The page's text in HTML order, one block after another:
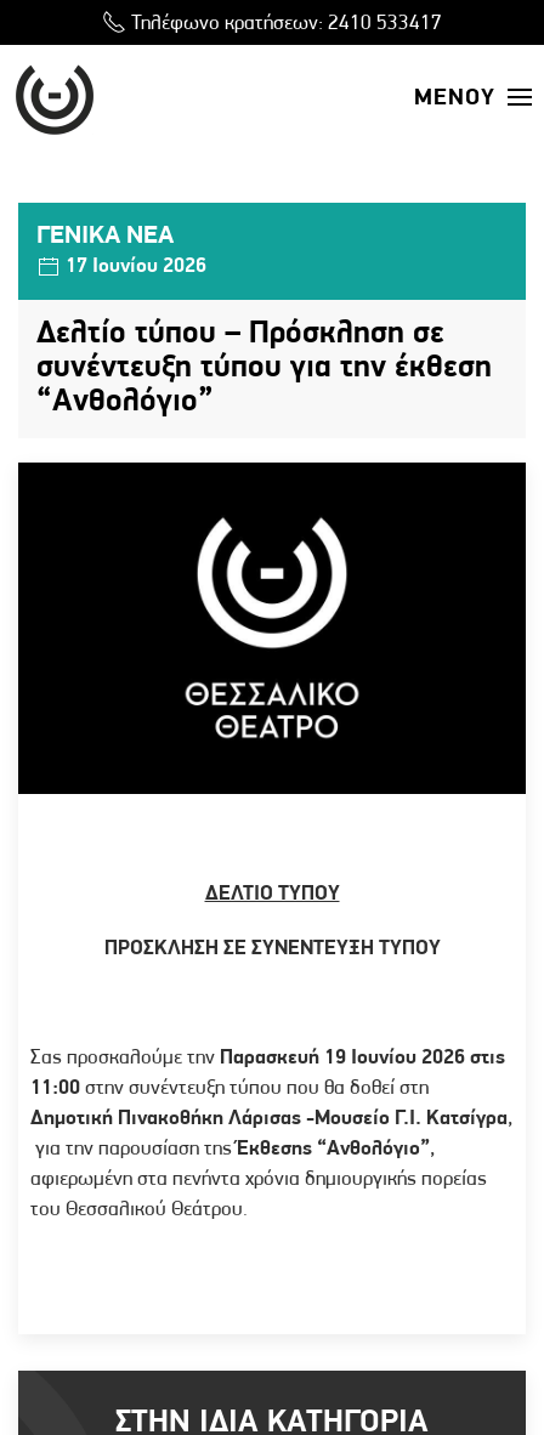
Τηλέφωνο κρατήσεων: 2410 533417
ΜΕΝΟΥ
ΓΕΝΙΚΑ ΝΕΑ
17 Ιουνίου 2026
Δελτίο τύπου – Πρόσκληση σε
συνέντευξη τύπου για την έκθεση
“Ανθολόγιο”
ΔΕΛΤΙΟ ΤΥΠΟΥ
ΠΡΟΣΚΛΗΣΗ ΣΕ ΣΥΝΕΝΤΕΥΞΗ ΤΥΠΟΥ
Σας προσκαλούμε την Παρασκευή 19 Ιουνίου 2026 στις
11:00 στην συνέντευξη τύπου που θα δοθεί στη
Δημοτική Πινακοθήκη Λάρισας -Μουσείο Γ.Ι. Κατσίγρα,
για την παρουσίαση τηςΈκθεσης “Ανθολόγιο”,
αφιερωμένη στα πενήντα χρόνια δημιουργικής πορείας
του Θεσσαλικού Θεάτρου.
ΣΤΗΝ ΙΔΙΑ ΚΑΤΗΓΟΡΙΑ